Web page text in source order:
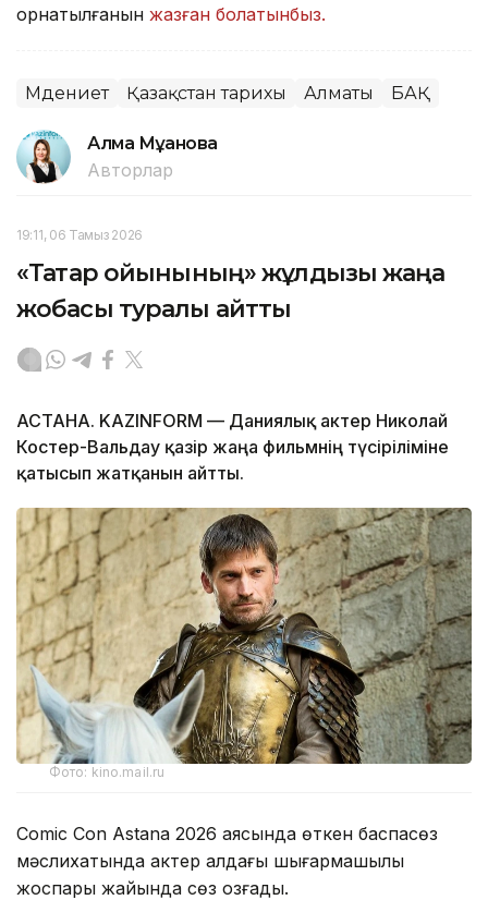
орнатылғанын жазған болатынбыз.
Мәдениет Қазақстан тарихы Алматы БАҚ
Алма Мұқанова
Авторлар
19:11, 06 Тамыз 2026
«Тақтар ойынының» жұлдызы жаңа
жобасы туралы айтты
АСТАНА. KAZINFORM — Даниялық актер Николай
Костер-Вальдау қазір жаңа фильмнің түсіріліміне
қатысып жатқанын айтты.
Фото: kino.mail.ru
Comic Con Astana 2026 аясында өткен баспасөз
мәслихатында актер алдағы шығармашылық
жоспары жайында сөз қозғады.